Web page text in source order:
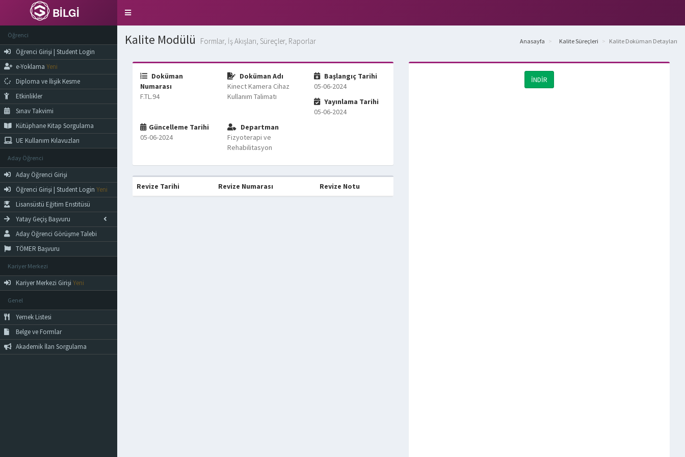
BİLGİ
Toggle
Öğrenci
Öğrenci Girişi | Student Login
e-Yoklama Yeni
Diploma ve İlişik Kesme
Etkinlikler
Sınav Takvimi
Kütüphane Kitap Sorgulama
UE Kullanım Kılavuzları
Aday Öğrenci
Aday Öğrenci Girişi
Öğrenci Girişi | Student Login Yeni
Lisansüstü Eğitim Enstitüsü
Yatay Geçiş Başvuru
Aday Öğrenci Görüşme Talebi
TÖMER Başvuru
Kariyer Merkezi
Kariyer Merkezi Girişi Yeni
Genel
Yemek Listesi
Belge ve Formlar
Akademik İlan Sorgulama
Kalite Modülü Formlar, İş Akışları, Süreçler, Raporlar Anasayfa Kalite Süreçleri Kalite Doküman Detayları
Doküman
Numarası
F.TL.94
Doküman Adı
Kinect Kamera Cihaz
Kullanım Talimatı
Başlangıç Tarihi
05-06-2024
Yayınlama Tarihi
05-06-2024
Güncelleme Tarihi
05-06-2024
Departman
Fizyoterapi ve
Rehabilitasyon
Revize Tarihi Revize Numarası Revize Notu
İNDİR